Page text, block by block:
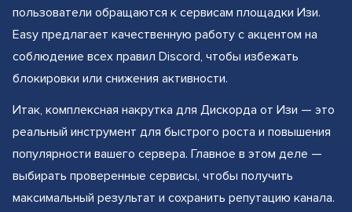
пользователи обращаются к сервисам площадки Изи.
Easy предлагает качественную работу с акцентом на
соблюдение всех правил Discord, чтобы избежать
блокировки или снижения активности.
Итак, комплексная накрутка для Дискорда от Изи — это
реальный инструмент для быстрого роста и повышения
популярности вашего сервера. Главное в этом деле —
выбирать проверенные сервисы, чтобы получить
максимальный результат и сохранить репутацию канала.